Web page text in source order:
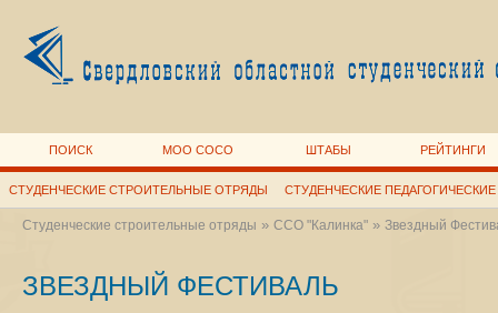
ПОИСК МОО СОСО ШТАБЫ РЕЙТИНГИ
СТУДЕНЧЕСКИЕ СТРОИТЕЛЬНЫЕ ОТРЯДЫ СТУДЕНЧЕСКИЕ
Студенческие строительные отряды » ССО "Калинка"» Звездный
ЗВЕЗДНЫЙ ФЕСТИВАЛЬ